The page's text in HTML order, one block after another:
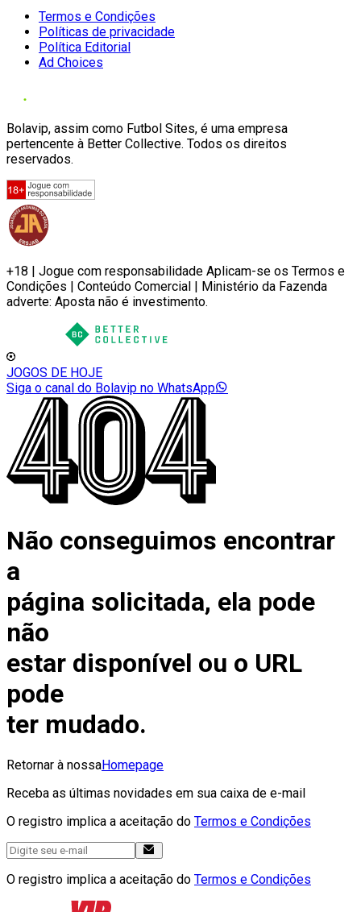
Termos e Condições
Políticas de privacidade
Política Editorial
Ad Choices
Bolavip, assim como Futbol Sites, é uma empresa
pertencente à Better Collective. Todos os direitos
reservados.
+18 | Jogue com responsabilidade Aplicam-se os Termos e
Condições | Conteúdo Comercial | Ministério da Fazenda
adverte: Aposta não é investimento.
JOGOS DE HOJE
Siga o canal do Bolavip no WhatsApp
Não conseguimos encontrar
a
página solicitada, ela pode
não
estar disponível ou o URL
pode
ter mudado.
Retornar à nossaHomepage
Receba as últimas novidades em sua caixa de e-mail
O registro implica a aceitação do Termos e Condições
O registro implica a aceitação do Termos e Condições